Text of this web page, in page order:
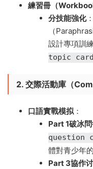
練習冊（
分技能強化
（
設計專項訓
topic
2. 交際活動庫（
口語實戰模拟​：
Part 1破冰
question
體對青少年
Part 3協作